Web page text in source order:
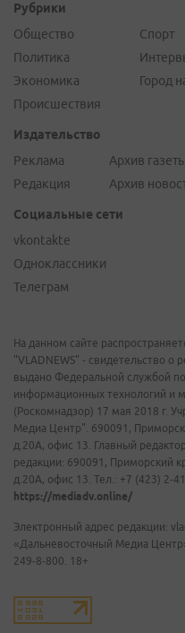
Рубрики
Общество
Политика
Экономика
Происшествия
Спорт
Город
Издательство
Реклама
Редакция
Архив
Архив
Социальные сети
vkontakte
Одноклассники
Телеграм
На данном сайте
"VLADNEWS" - свидетельство
выдано Федеральной службой
информационных технологий и
(Роскомнадзор) 17 мая 2018 г.
Медиа Центр". 690091,
д.20А, офис 13. Главный
редакции: 690091, Приморский
д.20А, офис 13. Тел.: +7 (423) 2-
https://mediadv.online/
Электронный адрес редакции:
«Дальневосточный Медиа
249-8-800. 18+